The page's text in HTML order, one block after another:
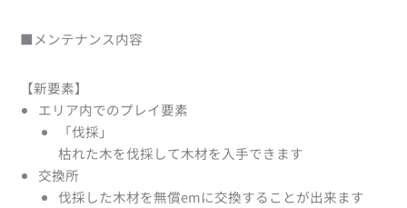
■メンテナンス内容
【新要素】
エリア内でのプレイ要素
「伐採」
枯れた木を伐採して木材を入手できます
交換所
伐採した木材を無償emに交換することが出来ます